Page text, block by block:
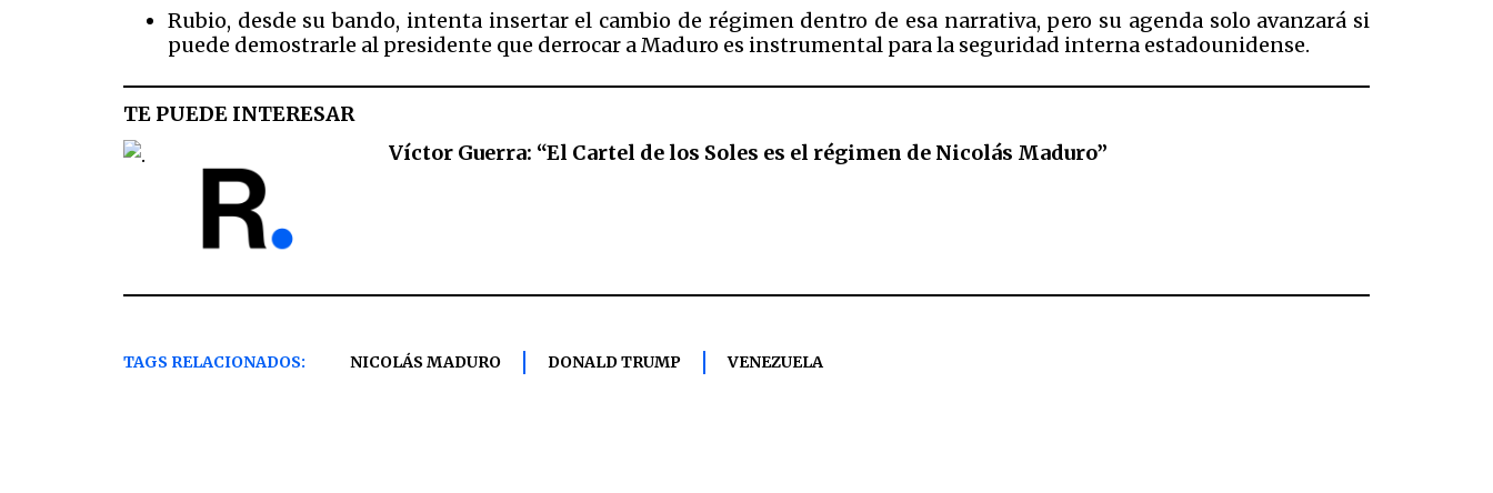
Rubio, desde su bando, intenta insertar el cambio de régimen dentro de esa narrativa, pero su agenda solo avanzará si
puede demostrarle al presidente que derrocar a Maduro es instrumental para la seguridad interna estadounidense.
TE PUEDE INTERESAR
Víctor Guerra: “El Cartel de los Soles es el régimen de Nicolás Maduro”
TAGS RELACIONADOS: NICOLÁS MADURO DONALD TRUMP VENEZUELA